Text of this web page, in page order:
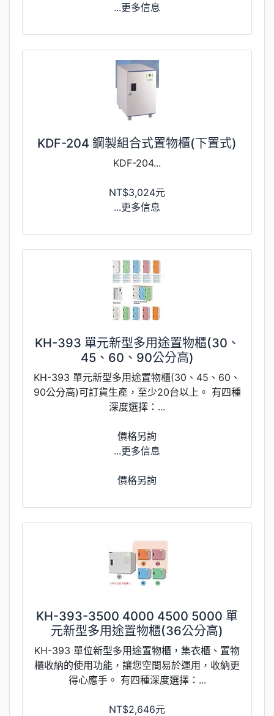
...更多信息
KDF-204 鋼製組合式置物櫃(下置式)
KDF-204...
NT$3,024元
...更多信息
KH-393 單元新型多用途置物櫃(30、
45、60、90公分高)
KH-393 單元新型多用途置物櫃(30、45、60、
90公分高)可訂貨生產，至少20台以上。 有四種
深度選擇：...
價格另詢
...更多信息
價格另詢
KH-393-3500 4000 4500 5000 單
元新型多用途置物櫃(36公分高)
KH-393 單位新型多用途置物櫃，集衣櫃、置物
櫃收納的使用功能，讓您空間易於運用，收納更
得心應手。 有四種深度選擇：...
NT$2,646元